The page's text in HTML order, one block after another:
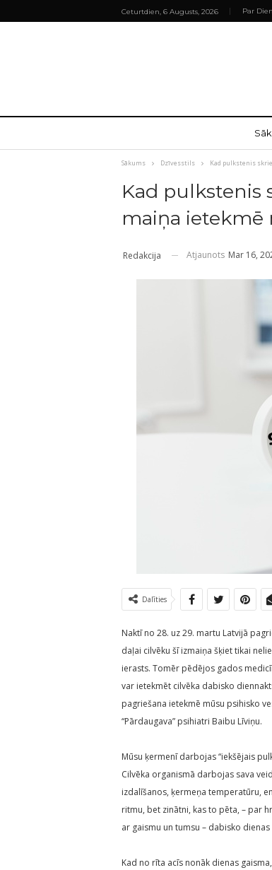
Ceturtdien, 6 Augusts, 2026 Par
Sākums Dzīvesstils Kad pulkstenis
Kad pulkstenis
maiņa ietekmē
Redakcija Atjaunots Mar 16,
Dalīties
Naktī no 28. uz 29. martu Latvijā
daļai cilvēku šī izmaiņa šķiet tikai
ierasts. Tomēr pēdējos gados
var ietekmēt cilvēka dabisko
pagriešana ietekmē mūsu psihisko
“Pārdaugava” psihiatri Baibu Līviņu.
Mūsu ķermenī darbojas “iekšējais
Cilvēka organismā darbojas sava
izdalīšanos, ķermeņa temperatūru,
ritmu, bet zinātni, kas to pēta, – par
ar gaismu un tumsu – dabisko dienas
Kad no rīta acīs nonāk dienas